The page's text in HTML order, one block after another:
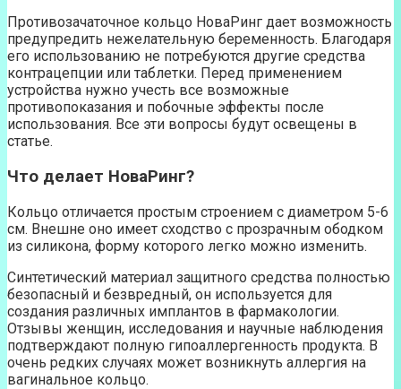
Противозачаточное кольцо НоваРинг дает возможность
предупредить нежелательную беременность. Благодаря
его использованию не потребуются другие средства
контрацепции или таблетки. Перед применением
устройства нужно учесть все возможные
противопоказания и побочные эффекты после
использования. Все эти вопросы будут освещены в
статье.
Что делает НоваРинг?
Кольцо отличается простым строением с диаметром 5-6
см. Внешне оно имеет сходство с прозрачным ободком
из силикона, форму которого легко можно изменить.
Синтетический материал защитного средства полностью
безопасный и безвредный, он используется для
создания различных имплантов в фармакологии.
Отзывы женщин, исследования и научные наблюдения
подтверждают полную гипоаллергенность продукта. В
очень редких случаях может возникнуть аллергия на
вагинальное кольцо.